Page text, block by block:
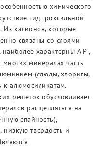
химического
гид- роксильной
Из катионов, которые
связаны со слоями
характерны А Р ,
минералах часть
(слюды, хлориты,
к алюмосиликатам.
решеток обусловливает
расщепляться на
спайность),
низкую твердость и